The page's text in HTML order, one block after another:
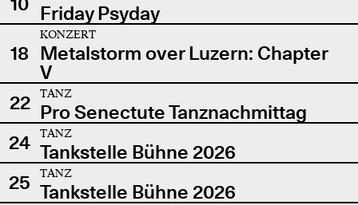
Friday Psyday
18
KONZERT
Metalstorm over Luzern: Chapter
V
22
TANZ
Pro Senectute Tanznachmittag
24
TANZ
Tankstelle Bühne 2026
25
TANZ
Tankstelle Bühne 2026